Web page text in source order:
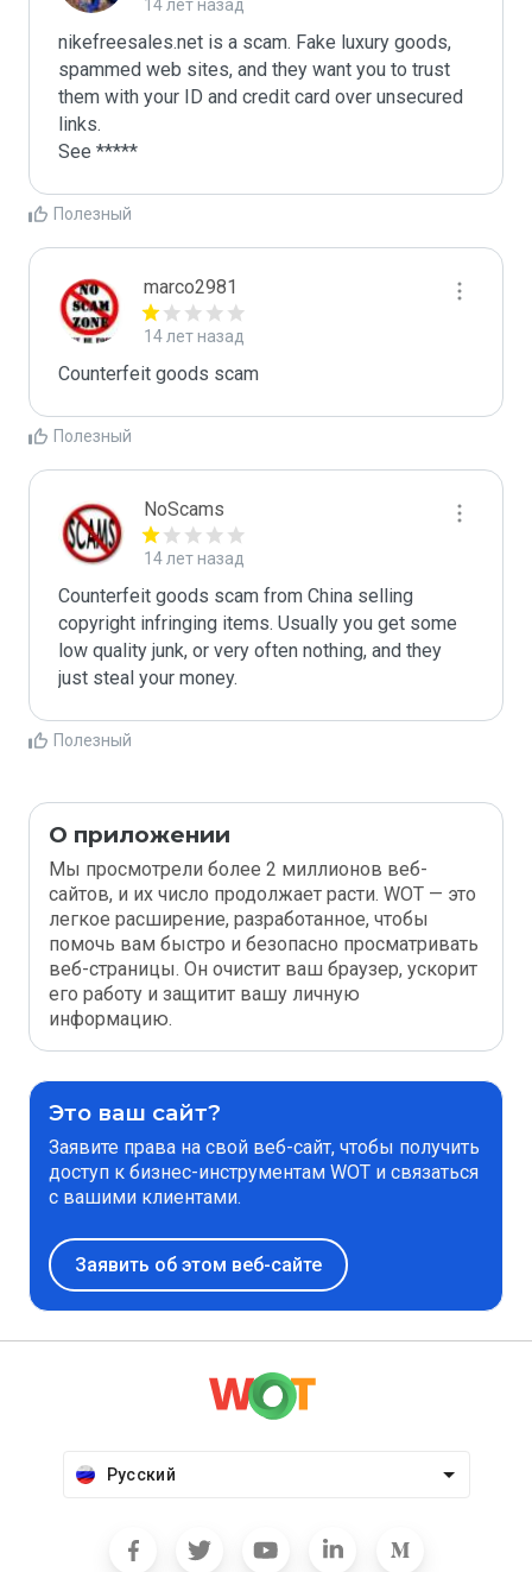
14 лет назад
nikefreesales.net is a scam. Fake luxury goods,
spammed web sites, and they want you to trust
them with your ID and credit card over unsecured
links.
See *****
Полезный
marco2981
14 лет назад
Counterfeit goods scam
Полезный
NoScams
14 лет назад
Counterfeit goods scam from China selling
copyright infringing items. Usually you get some
low quality junk, or very often nothing, and they
Полезный
О приложении
Мы просмотрели более 2 миллионов веб-
сайтов, и их число продолжает расти. WOT — это
легкое расширение, разработанное, чтобы
помочь вам быстро и безопасно просматривать
веб-страницы. Он очистит ваш браузер, ускорит
его работу и защитит вашу личную
информацию.
Это ваш сайт?
Заявите права на свой веб-сайт, чтобы получить
доступ к бизнес-инструментам WOT и связаться
с вашими клиентами.
Заявить об этом веб-сайте
Русский